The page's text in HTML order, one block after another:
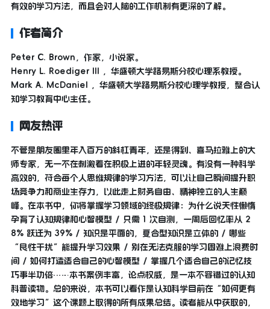
有效的学习方法，而且会对人脑的工作机制有更深的了解。
作者简介
Peter C. Brown，作家，小说家。
Henry L. Roediger III ，华盛顿大学路易斯分校心理系教授。
Mark A. McDaniel ，华盛顿大学路易斯分校心理学教授，整合认
知学习教育中心主任。
网友热评
不管是朋友圈里年入百万的斜杠青年，还是得到、喜马拉雅上的大
师专家，无一不在刺激着在积极上进的年轻灵魂。有没有一种科学
高效的，符合每个人思维规律的学习方法，可以让自己瞬间提升职
场竞争力和商业生存力，以此走上财务自由、精神独立的人生巅
峰。在本书中，你将掌握学习领域的终极规律：为什么说天性懒惰
孕育了认知规律和心智模型 / 只需 1 次自测，一周后回忆率从 2
8% 跃迁为 39% / 知识是平面的，复合型知识是立体的 / 哪些
“良性干扰”能提升学习效果 / 别在无法克服的学习困难上浪费时
间 / 如何打造适合自己的心智模型 / 掌握几个适合自己的记忆技
巧事半功倍……本书案例丰富，论点权威，是一本不容错过的认知
科普读物。总的来说，本书可以看作是认知科学目前在“如何更有
效地学习”这个课题上取得的所有成果总结。读者能从中获取的，